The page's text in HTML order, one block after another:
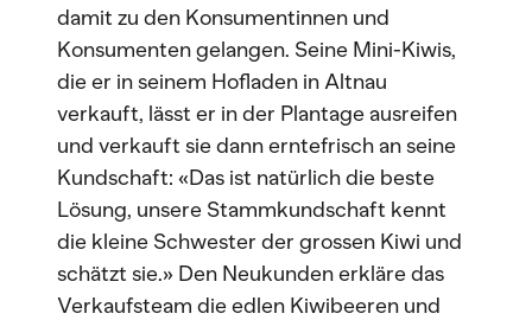
damit zu den Konsumentinnen und
Konsumenten gelangen. Seine Mini-Kiwis,
die er in seinem Hofladen in Altnau
verkauft, lässt er in der Plantage ausreifen
und verkauft sie dann erntefrisch an seine
Kundschaft: «Das ist natürlich die beste
Lösung, unsere Stammkundschaft kennt
die kleine Schwester der grossen Kiwi und
schätzt sie.» Den Neukunden erkläre das
Verkaufsteam die edlen Kiwibeeren und